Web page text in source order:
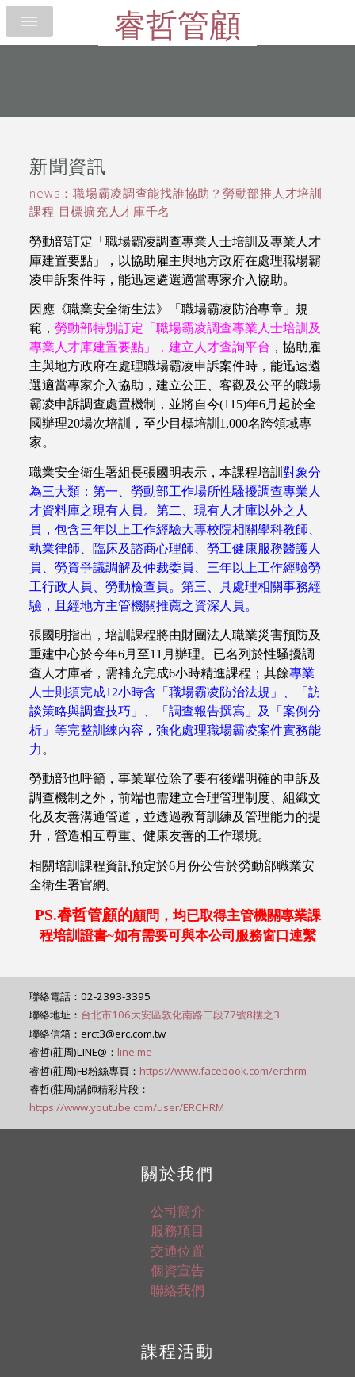
睿哲管顧
新聞資訊
news：職場霸凌調查能找誰協助？勞動部推人才培訓
課程 目標擴充人才庫千名
勞動部訂定「職場霸凌調查專業人士培訓及專業人才
庫建置要點」，以協助雇主與地方政府在處理職場霸
凌申訴案件時，能迅速遴選適當專家介入協助。
因應 《職業安全衛生法》
「職場霸凌防治專章」規
範，勞動部特別訂定「職場霸凌調查專業人士培訓及
專業人才庫建置要點」，建立人才查詢平台 ，協助雇
主與地方政府在處理職場霸凌申訴案件時，能迅速遴
選適當專家介入協助，建立公正、客觀及公平的職場
霸凌申訴調查處置機制，並將自今(115)年6月起於全
國辦理20場次培訓，至少目標培訓 1,000名跨領域專
家。
職業安全衛生署組長張國明表示，本課程培訓對象分
為三大類：第一、勞動部工作場所性騷擾調查專業人
才資料庫之現有人員。第二、現有人才庫以外之人
員，包含三年以上工作經驗大專校院相關學科教師、
執業律師、臨床及諮商心理師、勞工健康服務醫護人
員、勞資爭議調解及仲裁委員、三年以上工作經驗勞
工行政人員、勞動檢查員。第三、具處理相關事務經
驗，且經地方主管機關推薦之資深人員。
張國明指出，培訓課程將由財團法人職業災害預防及
重建中心於今年6月至11 月辦理。已名列於性騷擾調
查人才庫者，需補充完成6小時精進課程 ；其餘專業
人士則須完成12小時含「職場霸凌防治法規」、「訪
談策略與調查技巧」、「調查報告撰寫」及「案例分
析」等完整訓練內容，強化處理職場霸凌案件實務能
力 。
勞動部也呼籲，事業單位除了要有後端明確的申訴及
調查機制之外，前端也需建立合理管理制度、組織文
化及友善溝通管道，並透過教育訓練及管理能力的提
升，營造相互尊重、健康友善的工作環境。
相關培訓課程資訊預定於6月份公告於勞動部職業安
全衛生署官網。
PS.睿哲管顧的顧問，均已取得主管機關專業課
程培訓證書~如有需要可與本公司服務窗口連繫
聯絡電話：02-2393-3395
聯絡地址： 台北市106大安區敦化南路二段77號8樓之3
聯絡信箱：erct3@erc.com.tw
睿哲(莊周)LINE@： line.me
睿哲(莊周)FB粉絲專頁： https://www.facebook.com/erchrm
睿哲(莊周)講師精彩片段：
https://www.youtube.com/user/ERCHRM
關於我們
公司簡介
服務項目
交通位置
個資宣告
聯絡我們
課程活動